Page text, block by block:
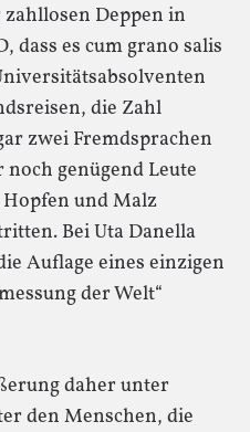
Deppen in
dass es cum grano salis
die Zahl
zwei Fremdsprachen
genügend Leute
und Malz
Bei Uta Danella
Auflage eines einzigen
der Welt“
daher unter
den Menschen, die